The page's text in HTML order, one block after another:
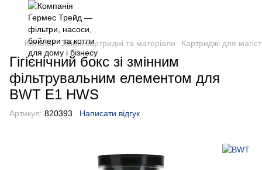
Каталог Змінні картриджі та матеріали Картриджі для
Гігієнічний бокс зі змінним
фільтрувальним елементом для
BWT E1 HWS
Артикул: 820393 Написати відгук